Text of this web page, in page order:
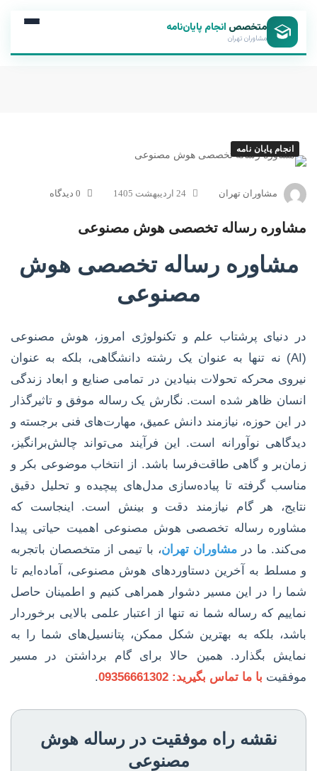
متخصص انجام پایان‌نامه
مشاوران تهران
انجام پایان نامه
مشاوران تهران 24 اردیبهشت 1405 0 دیدگاه
مشاوره رساله تخصصی هوش مصنوعی
مشاوره رساله تخصصی هوش
مصنوعی
در دنیای پرشتاب علم و تکنولوژی امروز، هوش مصنوعی
(AI) نه تنها به عنوان یک رشته دانشگاهی، بلکه به عنوان
نیروی محرکه تحولات بنیادین در تمامی صنایع و ابعاد زندگی
انسان ظاهر شده است. نگارش یک رساله موفق و تاثیرگذار
در این حوزه، نیازمند دانش عمیق، مهارت‌های فنی برجسته و
دیدگاهی نوآورانه است. این فرآیند می‌تواند چالش‌برانگیز،
زمان‌بر و گاهی طاقت‌فرسا باشد. از انتخاب موضوعی بکر و
مناسب گرفته تا پیاده‌سازی مدل‌های پیچیده و تحلیل دقیق
نتایج، هر گام نیازمند دقت و بینش است. اینجاست که
مشاوره رساله تخصصی هوش مصنوعی اهمیت حیاتی پیدا
می‌کند. ما در مشاوران تهران، با تیمی از متخصصان باتجربه
و مسلط به آخرین دستاوردهای هوش مصنوعی، آماده‌ایم تا
شما را در این مسیر دشوار همراهی کنیم و اطمینان حاصل
نماییم که رساله شما نه تنها از اعتبار علمی بالایی برخوردار
باشد، بلکه به بهترین شکل ممکن، پتانسیل‌های شما را به
نمایش بگذارد. همین حالا برای گام برداشتن در مسیر
موفقیت با ما تماس بگیرید: 09356661302 .
نقشه راه موفقیت در رساله هوش
مصنوعی